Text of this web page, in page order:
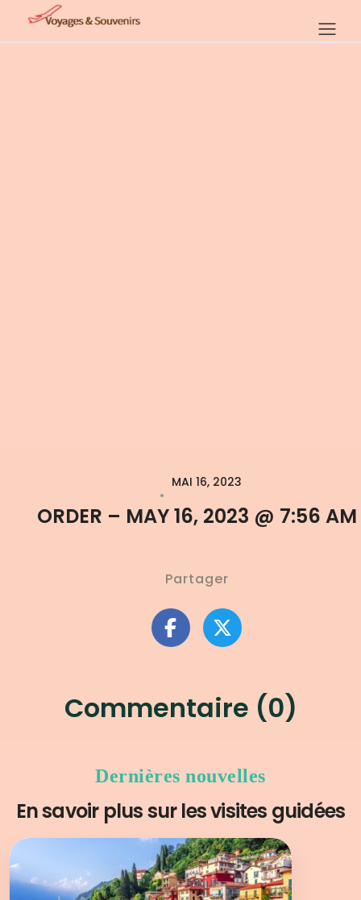
MAI 16, 2023
ORDER – MAY 16, 2023 @ 7:56 AM
Partager
Commentaire (0)
Dernières nouvelles
En savoir plus sur les visites guidées